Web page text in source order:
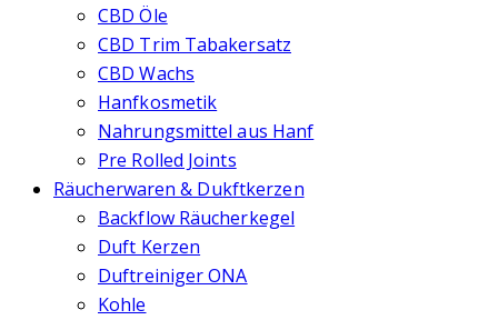
CBD Öle
CBD Trim Tabakersatz
CBD Wachs
Hanfkosmetik
Nahrungsmittel aus Hanf
Pre Rolled Joints
Räucherwaren & Dukftkerzen
Backflow Räucherkegel
Duft Kerzen
Duftreiniger ONA
Kohle